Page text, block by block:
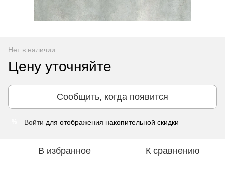
Нет в наличии
Цену уточняйте
Сообщить, когда появится
Войти для отображения накопительной скидки
В избранное К сравнению